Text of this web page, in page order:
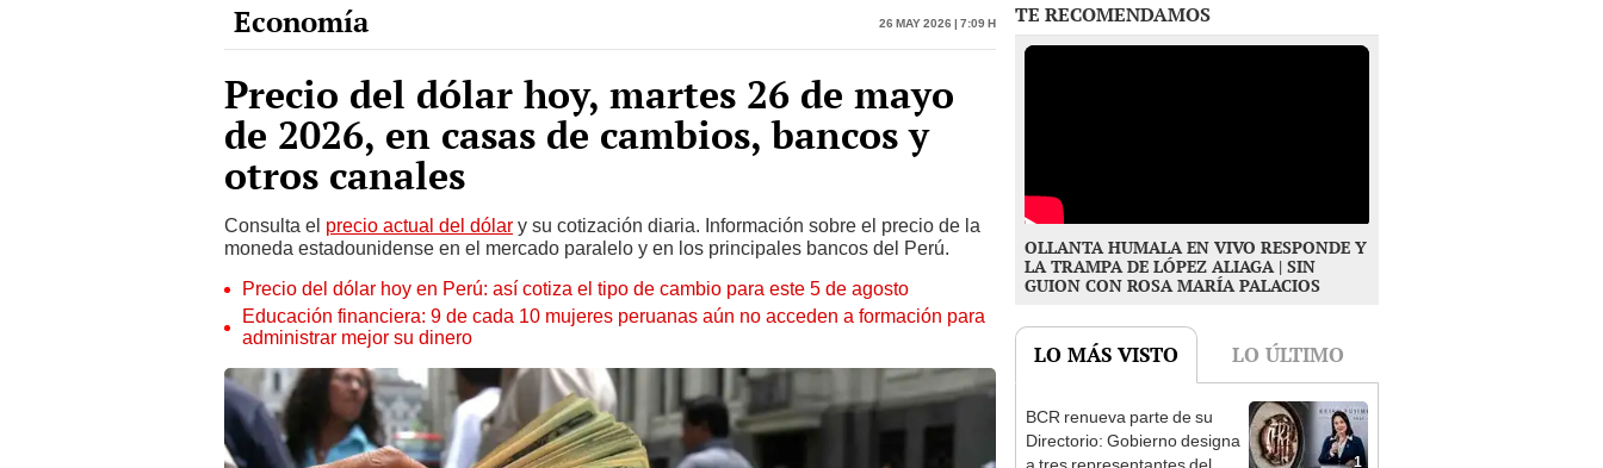
Economía 26 May 2026 | 7:09 h
Precio del dólar hoy, martes 26 de mayo
de 2026, en casas de cambios, bancos y
otros canales
Consulta el precio actual del dólar y su cotización diaria. Información sobre el precio de la
moneda estadounidense en el mercado paralelo y en los principales bancos del Perú.
Precio del dólar hoy en Perú: así cotiza el tipo de cambio para este 5 de agosto
Educación financiera: 9 de cada 10 mujeres peruanas aún no acceden a formación para
administrar mejor su dinero
TE RECOMENDAMOS
OLLANTA HUMALA EN VIVO RESPONDE Y
LA TRAMPA DE LÓPEZ ALIAGA | SIN
GUION CON ROSA MARÍA PALACIOS
LO MÁS VISTO LO ÚLTIMO
1
BCR renueva parte de su
Directorio: Gobierno designa
a tres representantes del